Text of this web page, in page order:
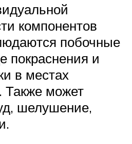
компонентов
побочные
покраснения и
в местах
Также может
шелушение,